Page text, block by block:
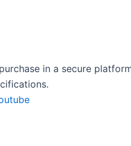
in a secure